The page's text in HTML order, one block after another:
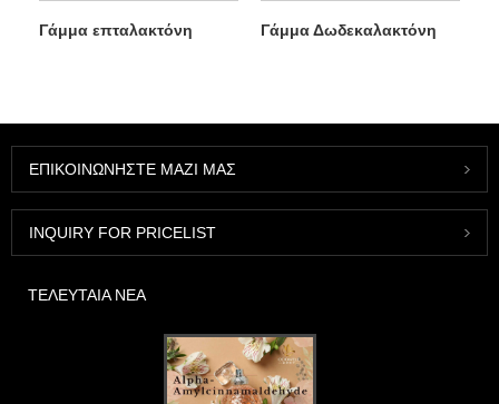
Γάμμα επταλακτόνη Γάμμα Δωδεκαλακτόνη
ΕΠΙΚΟΙΝΩΝΉΣΤΕ ΜΑΖΊ ΜΑΣ
INQUIRY FOR PRICELIST
ΤΕΛΕΥΤΑΊΑ ΝΈΑ